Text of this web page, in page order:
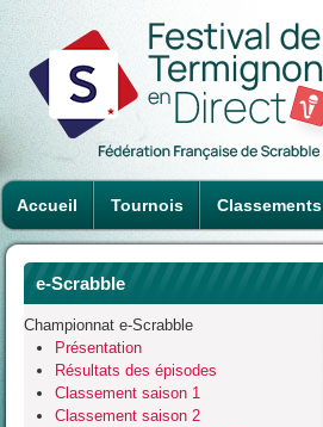
Accueil Tournois Classements
e-Scrabble
Championnat e-Scrabble
Présentation
Résultats des épisodes
Classement saison 1
Classement saison 2